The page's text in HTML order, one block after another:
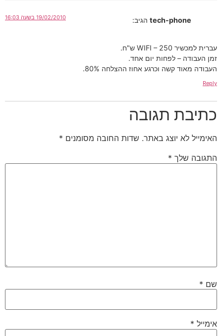
tech-phone הגיב: 19/02/2010 בשעה 16:03
עברית למכשיר WIFI – 250 ש"ח.
זמן העבודה – לפחות יום אחד.
העבודה מאוד קשה וכרגע אחוז ההצלחה 80%.
Reply
כתיבת תגובה
האימייל לא יוצג באתר. שדות החובה מסומנים *
התגובה שלך *
שם *
אימייל *